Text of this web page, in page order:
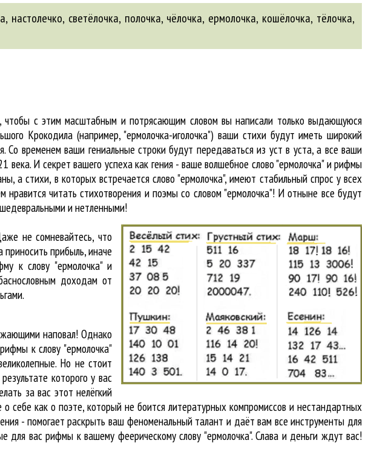
, настолечко, светёлочка, полочка, чёлочка, ермолочка, кошёлочка, тёлочка,
чтобы с этим масштабным и потрясающим словом вы написали только выдающуюся
Крокодила (например, "ермолочка-иголочка") ваши стихи будут иметь широкий
временем ваши гениальные строки будут передаваться из уст в уста, а все ваши
века. И секрет вашего успеха как гения - ваше волшебное слово "ермолочка" и рифмы
а стихи, в которых встречаетсяслово "ермолочка", имеют стабильный спрос у всех
читать стихотворения и поэмы со словом "ермолочка"! И отныне все будут
и нетленными!
не сомневайтесь, что
прибыль, иначе
к слову "ермолочка" и
доходам от
наповал! Однако
к слову "ермолочка"
Но не стоит
которого у вас
за вас этот нелёгкий
себе как о поэте, который не боится литературных компромиссов и нестандартных
- помогает раскрыть ваш феноменальный талант и даёт вам все инструменты для
вас рифмы к вашему феерическому слову "ермолочка". Слава и деньги ждут вас!